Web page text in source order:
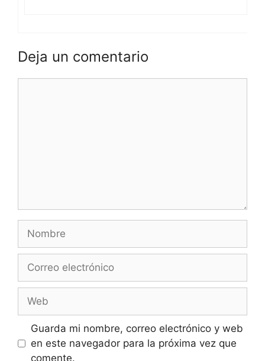
Deja un comentario
electrónico
Guarda mi nombre, correo electrónico y web
en este navegador para la próxima vez que
comente.